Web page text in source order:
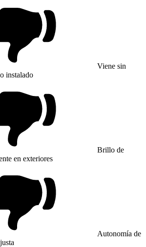
Viene sin
instalado
Brillo de
en exteriores
Autonomía de